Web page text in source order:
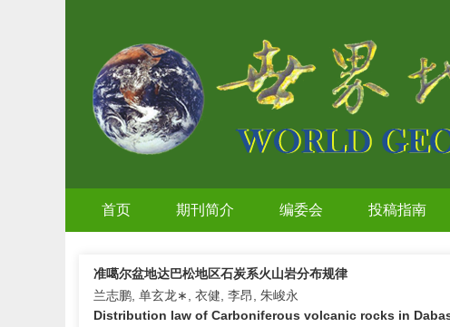
首页 期刊简介 编委会 投稿指南
准噶尔盆地达巴松地区石炭系火山岩分布规律
兰志鹏, 单玄龙∗, 衣健, 李昂, 朱峻永
Distribution law of Carboniferous volcanic rocks in